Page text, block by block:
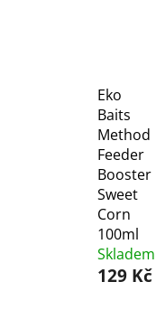
Eko
Baits
Method
Feeder
Booster
Sweet
Corn
100ml
Skladem
129 Kč